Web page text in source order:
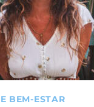
BEM-ESTAR